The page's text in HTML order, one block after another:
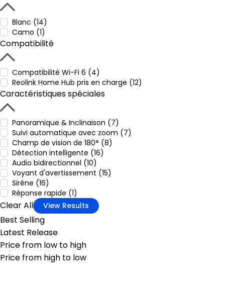
Blanc (14)
Camo (1)
Compatibilité
Compatibilité Wi-Fi 6 (4)
Reolink Home Hub pris en charge (12)
Caractéristiques spéciales
Panoramique & Inclinaison (7)
Suivi automatique avec zoom (7)
Champ de vision de 180° (8)
Détection intelligente (16)
Audio bidirectionnel (10)
Voyant d'avertissement (15)
Sirène (16)
Réponse rapide (1)
Clear All View Results
Best Selling
Latest Release
Price from low to high
Price from high to low